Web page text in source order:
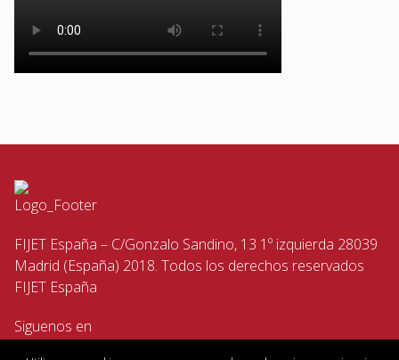
FIJET España – C/Gonzalo Sandino, 13 1º izquierda 28039
Madrid (España) 2018. Todos los derechos reservados
FIJET España
Siguenos en